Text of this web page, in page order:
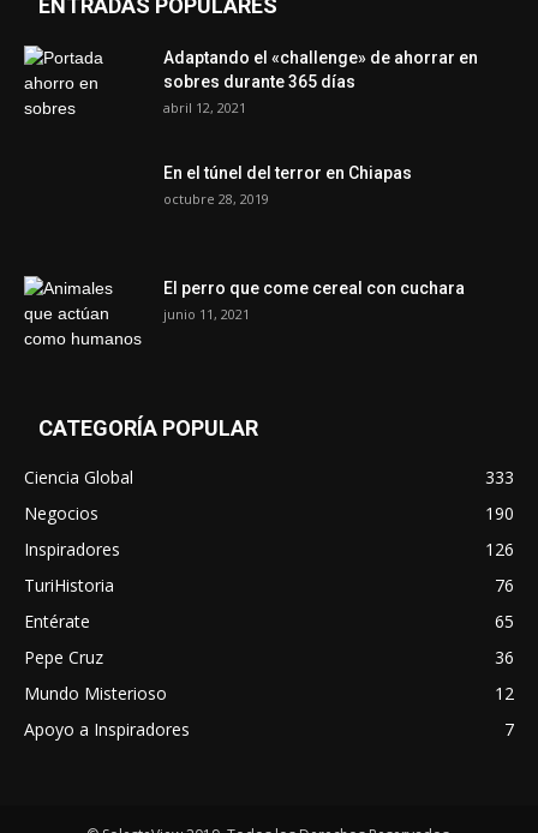
ENTRADAS POPULARES
Adaptando el «challenge» de ahorrar en
sobres durante 365 días
abril 12, 2021
En el túnel del terror en Chiapas
octubre 28, 2019
El perro que come cereal con cuchara
junio 11, 2021
CATEGORÍA POPULAR
Ciencia Global
333
Negocios
190
Inspiradores
126
TuriHistoria
76
Entérate
65
Pepe Cruz
36
Mundo Misterioso
12
Apoyo a Inspiradores
7